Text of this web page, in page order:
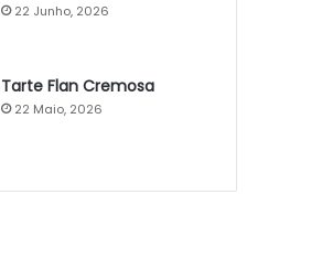
22 Junho, 2026
Tarte Flan Cremosa
22 Maio, 2026